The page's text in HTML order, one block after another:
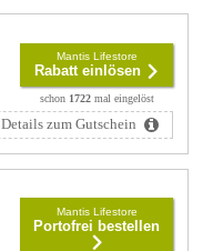
Mantis Lifestore
Rabatt einlösen
schon 1722mal eingelöst
Details zum Gutschein
Mantis Lifestore
Portofrei bestellen